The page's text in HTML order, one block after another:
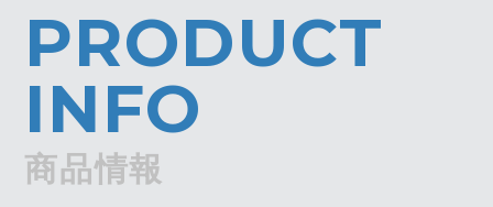
PRODUCT
INFO
商品情報